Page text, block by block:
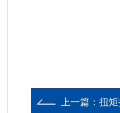
上一篇： 扭